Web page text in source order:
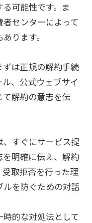
可能性です。ま
センターによって
ります。
は正規の解約手続
、公式ウェブサイ
て解約の意志を伝
すぐにサービス提
明確に伝え、解約
取拒否を行った理
を防ぐための対話
的な対処法として